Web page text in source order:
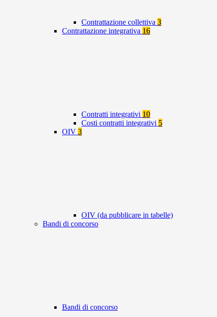
Contrattazione collettiva 3
Contrattazione integrativa 16
Contratti integrativi 10
Costi contratti integrativi 5
OIV 3
OIV (da pubblicare in tabelle)
Bandi di concorso
Bandi di concorso